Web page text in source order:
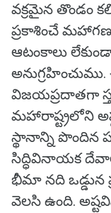
వక్రమైన తొండం
ప్రకాశించే
ఆటంకాలు
విజయప్రదాతగా
మహారాష్ట్రలోని
స్థానాన్ని పొందిన
సిద్ధివినాయక
భీమా నది ఒడ్డున
వెలసి ఉంది.